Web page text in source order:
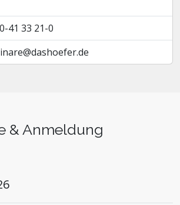
41 33 21-0
& Anmeldung